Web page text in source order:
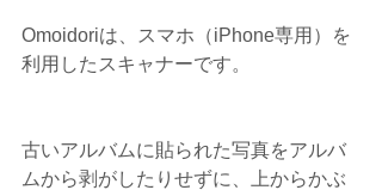
Omoidoriは、スマホ（iPhone専用）を
利用したスキャナーです。
古いアルバムに貼られた写真をアルバ
ムから剥がしたりせずに、上からかぶ